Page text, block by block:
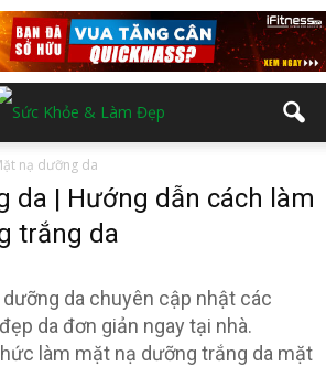
nạ dưỡng da
da | Hướng dẫn cách làm
trắng da
da chuyên cập nhật các
da đơn giản ngay tại nhà.
làm mặt nạ dưỡng trắng da mặt